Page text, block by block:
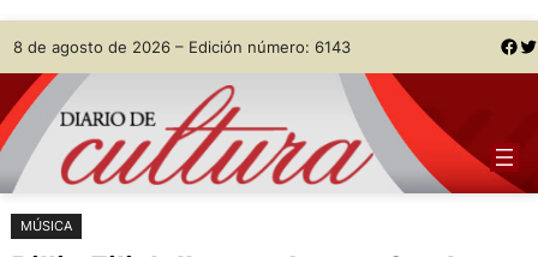
Saltar
al
contenido
Skip
to
content
8 de agosto de 2026 – Edición número: 6143 Facebook Twitter
MÚSICA